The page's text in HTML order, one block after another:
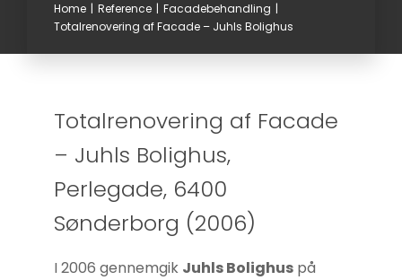
Home Reference
Facadebehandling
Totalrenovering af Facade – Juhls Bolighus
Totalrenovering af Facade
– Juhls Bolighus,
Perlegade, 6400
Sønderborg (2006)
I 2006 gennemgik Juhls Bolighuspå